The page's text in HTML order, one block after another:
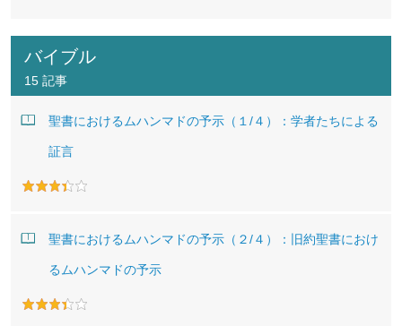
バイブル
15 記事
聖書におけるムハンマドの予示（１/４）：学者たちによる
証言
聖書におけるムハンマドの予示（２/４）：旧約聖書におけ
るムハンマドの予示